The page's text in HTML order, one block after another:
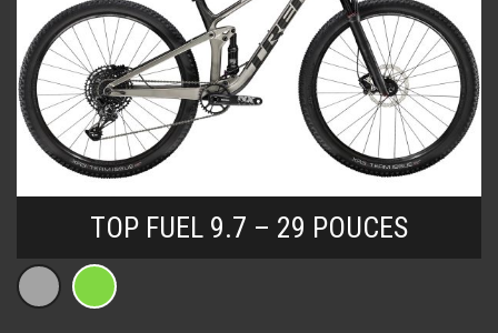
TOP FUEL 9.7 – 29 POUCES